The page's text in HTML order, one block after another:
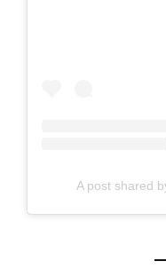
A post shared